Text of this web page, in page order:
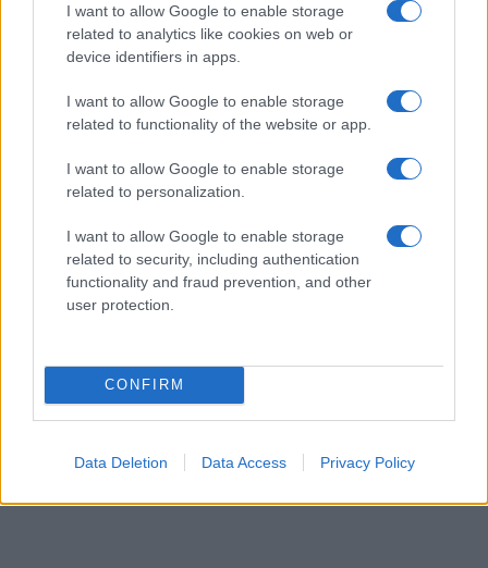
I want to allow Google to enable storage
related to analytics like cookies on web or
device identifiers in apps.
I want to allow Google to enable storage
related to functionality of the website or app.
I want to allow Google to enable storage
related to personalization.
I want to allow Google to enable storage
related to security, including authentication
functionality and fraud prevention, and other
user protection.
CONFIRM
Data Deletion Data Access Privacy Policy